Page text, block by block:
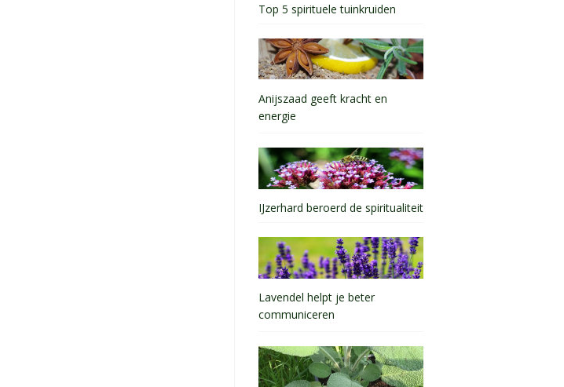
Top 5 spirituele tuinkruiden
Anijszaad geeft kracht en
energie
IJzerhard beroerd de spiritualiteit
Lavendel helpt je beter
communiceren